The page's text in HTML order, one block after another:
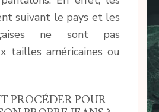
suivant le pays et les
ne sont pas
tailles américaines ou
PROCÉDER POUR